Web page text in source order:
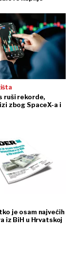
ruši rekorde,
zbog SpaceX-a i
je osam najvećih
iz BiH u Hrvatskoj